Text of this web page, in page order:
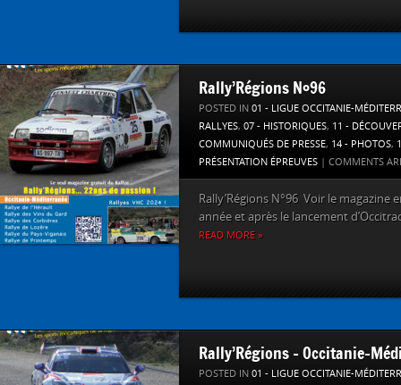
Rally’Régions N°96
POSTED IN 01 - LIGUE OCCITANIE-
RALLYES, 07 - HISTORIQUES, 11 -
COMMUNIQUÉS DE PRESSE, 14 - PHOTOS,
PRÉSENTATION ÉPREUVES | COMMENTS
Rally’Régions N°96 Voir le magazine
année et après le lancement
READ MORE »
Rally’Régions – Occitanie-
POSTED IN 01 - LIGUE OCCITANIE-